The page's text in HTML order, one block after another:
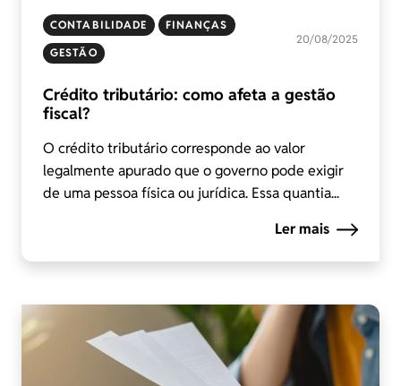
CONTABILIDADE FINANÇAS
GESTÃO
20/08/2025
Crédito tributário: como afeta a gestão
fiscal?
O crédito tributário corresponde ao valor
legalmente apurado que o governo pode exigir
de uma pessoa física ou jurídica. Essa quantia...
Ler mais